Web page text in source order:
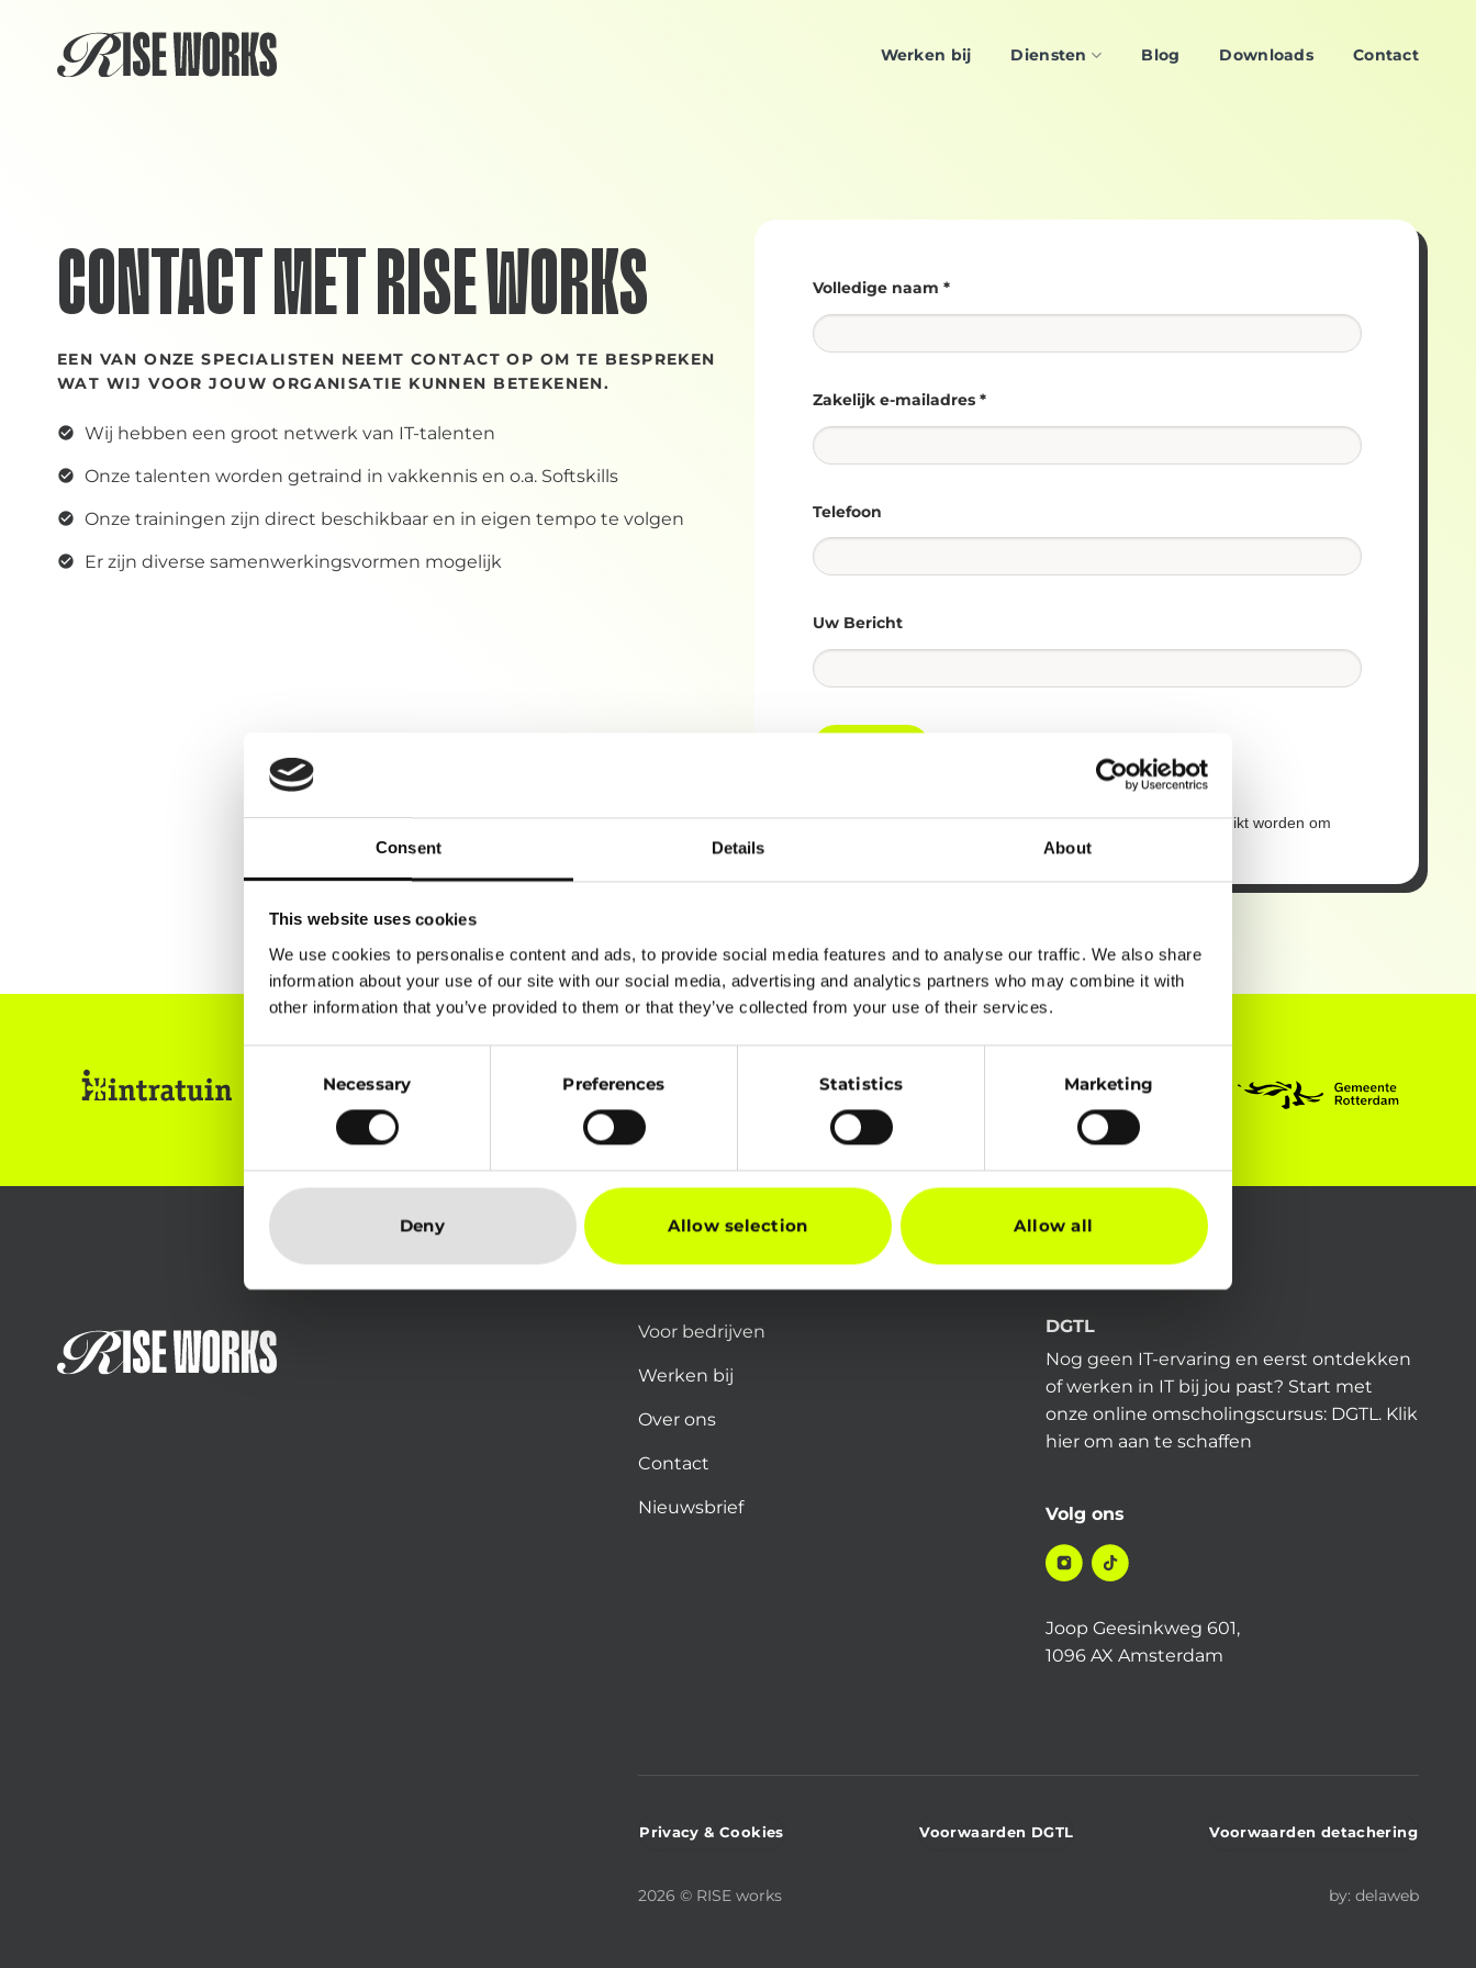
Consent Details About
This website uses cookies
We use cookies to personalise content and ads, to provide social media features and to analyse our traffic. We also share
information about your use of our site with our social media, advertising and analytics partners who may combine it with
other information that you’ve provided to them or that they’ve collected from your use of their services.
Necessary Preferences Statistics Marketing
Deny Allow selection Allow all
content
Werken bij Diensten Blog Downloads Contact
CONTACT MET RISE WORKS
EEN VAN ONZE SPECIALISTEN NEEMT CONTACT OP OM TE BESPREKEN
WAT WIJ VOOR JOUW ORGANISATIE KUNNEN BETEKENEN.
Wij hebben een groot netwerk van IT-talenten
Onze talenten worden getraind in vakkennis en o.a. Softskills
Onze trainingen zijn direct beschikbaar en in eigen tempo te volgen
Er zijn diverse samenwerkingsvormen mogelijk
Volledige naam *
Zakelijk e-mailadres *
Telefoon
Uw Bericht
Ja, ik ga ermee akkoord dat mijn contactgegevens gebruikt worden om
periodiek een nieuwsbrief te ontvangen.
Voor bedrijven
Werken bij
Over ons
Contact
Nieuwsbrief
DGTL
Nog geen IT-ervaring en eerst ontdekken
of werken in IT bij jou past? Start met
onze online omscholingscursus: DGTL. Klik
hierom aan te schaffen
Volg ons
Joop Geesinkweg 601,
1096 AX Amsterdam
Privacy & Cookies Voorwaarden DGTL Voorwaarden detachering
2026 © RISE works by: delaweb